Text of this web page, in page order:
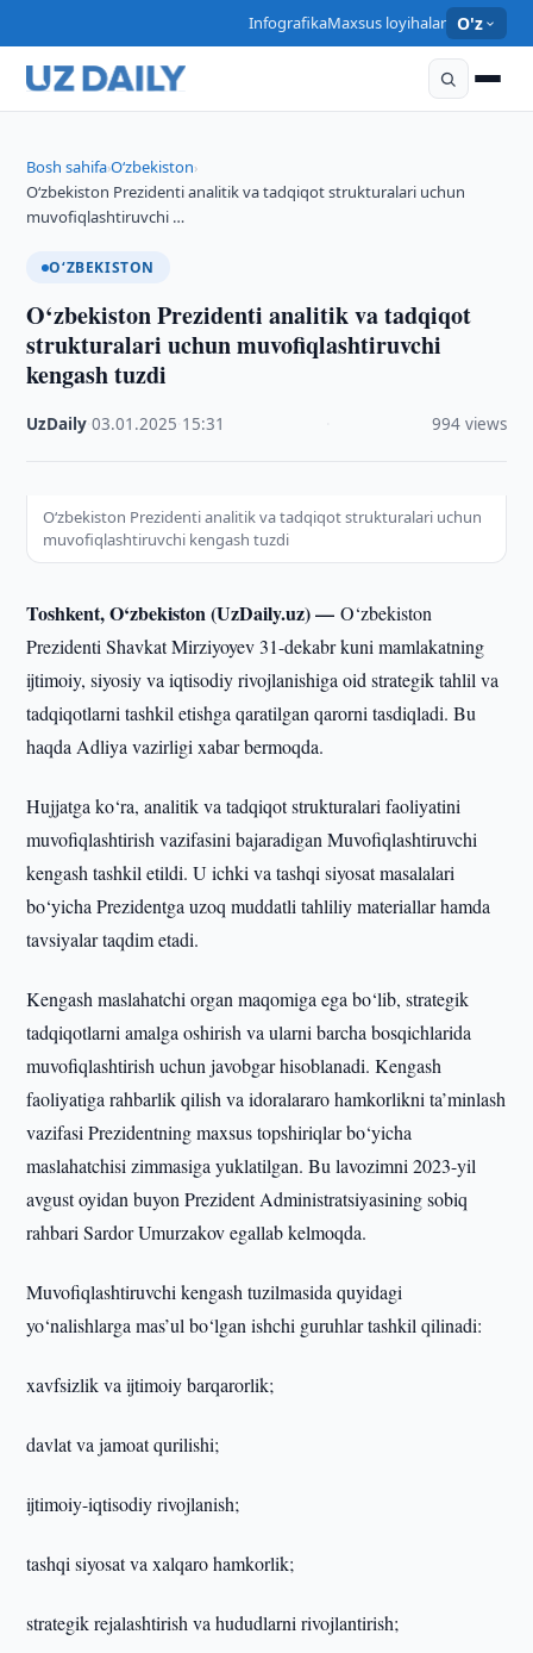
InfografikaMaxsus loyihalar O'z
Bosh sahifa›O‘zbekiston›
O‘zbekiston Prezidenti analitik va tadqiqot strukturalari uchun
muvofiqlashtiruvchi …
O‘ZBEKISTON
O‘zbekiston Prezidenti analitik va tadqiqot
strukturalari uchun muvofiqlashtiruvchi
kengash tuzdi
UzDaily ·03.01.2025 15:31 994 views
O‘zbekiston Prezidenti analitik va tadqiqot strukturalari uchun
muvofiqlashtiruvchi kengash tuzdi
Toshkent, O‘zbekiston (UzDaily.uz) —O‘zbekiston
Prezidenti Shavkat Mirziyoyev 31-dekabr kuni mamlakatning
ijtimoiy, siyosiy va iqtisodiy rivojlanishiga oid strategik tahlil va
tadqiqotlarni tashkil etishga qaratilgan qarorni tasdiqladi. Bu
haqda Adliya vazirligi xabar bermoqda.
Hujjatga ko‘ra, analitik va tadqiqot strukturalari faoliyatini
muvofiqlashtirish vazifasini bajaradigan Muvofiqlashtiruvchi
kengash tashkil etildi. U ichki va tashqi siyosat masalalari
bo‘yicha Prezidentga uzoq muddatli tahliliy materiallar hamda
tavsiyalar taqdim etadi.
Kengash maslahatchi organ maqomiga ega bo‘lib, strategik
tadqiqotlarni amalga oshirish va ularni barcha bosqichlarida
muvofiqlashtirish uchun javobgar hisoblanadi. Kengash
faoliyatiga rahbarlik qilish va idoralararo hamkorlikni ta’minlash
vazifasi Prezidentning maxsus topshiriqlar bo‘yicha
maslahatchisi zimmasiga yuklatilgan. Bu lavozimni 2023-yil
avgust oyidan buyon Prezident Administratsiyasining sobiq
rahbari Sardor Umurzakov egallab kelmoqda.
Muvofiqlashtiruvchi kengash tuzilmasida quyidagi
yo‘nalishlarga mas’ul bo‘lgan ishchi guruhlar tashkil qilinadi:
xavfsizlik va ijtimoiy barqarorlik;
davlat va jamoat qurilishi;
ijtimoiy-iqtisodiy rivojlanish;
tashqi siyosat va xalqaro hamkorlik;
strategik rejalashtirish va hududlarni rivojlantirish;